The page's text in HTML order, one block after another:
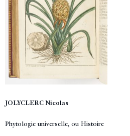
JOLYCLERC Nicolas
Phytologie universelle, ou Histoire